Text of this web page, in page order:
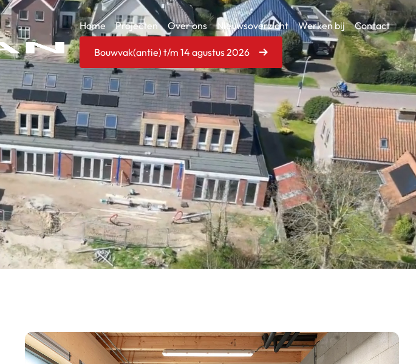
Home Projecten Over ons Nieuwsoverzicht Werken bij Contact
Bouwvak(antie) t/m 14 agustus 2026